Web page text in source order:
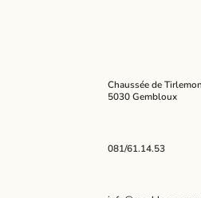
Chaussée de
5030 Gembloux
081/61.14.53